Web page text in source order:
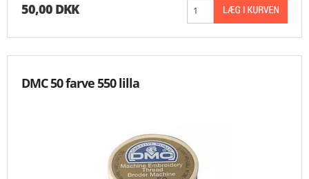
50,00 DKK
DMC 50 farve 550 lilla